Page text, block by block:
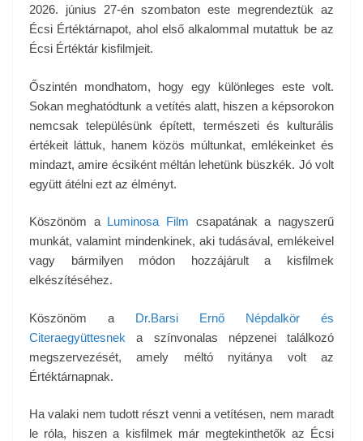
2026. június 27-én szombaton este megrendeztük az
Écsi Értéktárnapot, ahol első alkalommal mutattuk be az
Écsi Értéktár kisfilmjeit.
Őszintén mondhatom, hogy egy különleges este volt.
Sokan meghatódtunk a vetítés alatt, hiszen a képsorokon
nemcsak településünk épített, természeti és kulturális
értékeit láttuk, hanem közös múltunkat, emlékeinket és
mindazt, amire écsiként méltán lehetünk büszkék. Jó volt
együtt átélni ezt az élményt.
Köszönöm a Luminosa Film csapatának a nagyszerű
munkát, valamint mindenkinek, aki tudásával, emlékeivel
vagy bármilyen módon hozzájárult a kisfilmek
elkészítéséhez.
Köszönöm a Dr.Barsi Ernő Népdalkör és
Citeraegyüttesnek a színvonalas népzenei találkozó
megszervezését, amely méltó nyitánya volt az
Értéktárnapnak.
Ha valaki nem tudott részt venni a vetítésen, nem maradt
le róla, hiszen a kisfilmek már megtekinthetők az Écsi